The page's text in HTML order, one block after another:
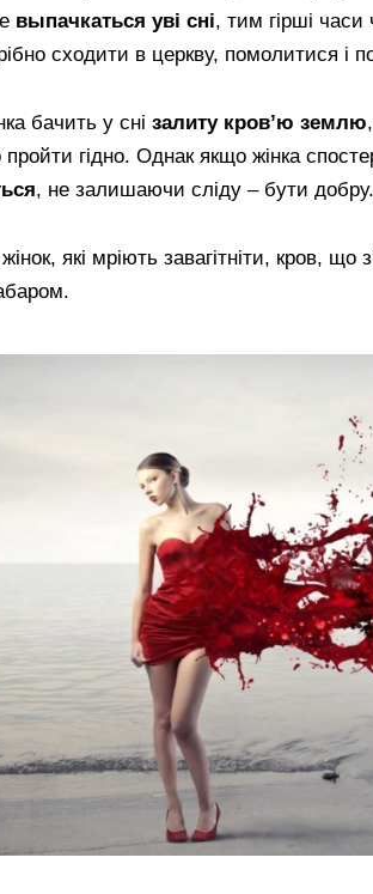
выпачкаться уві сні, тим гірші
сходити в церкву, помолитися і
бачить у сні залиту кров’ю землю
пройти гідно. Однак якщо жінка
, не залишаючи сліду – бути добру.
які мріють завагітніти, кров, що